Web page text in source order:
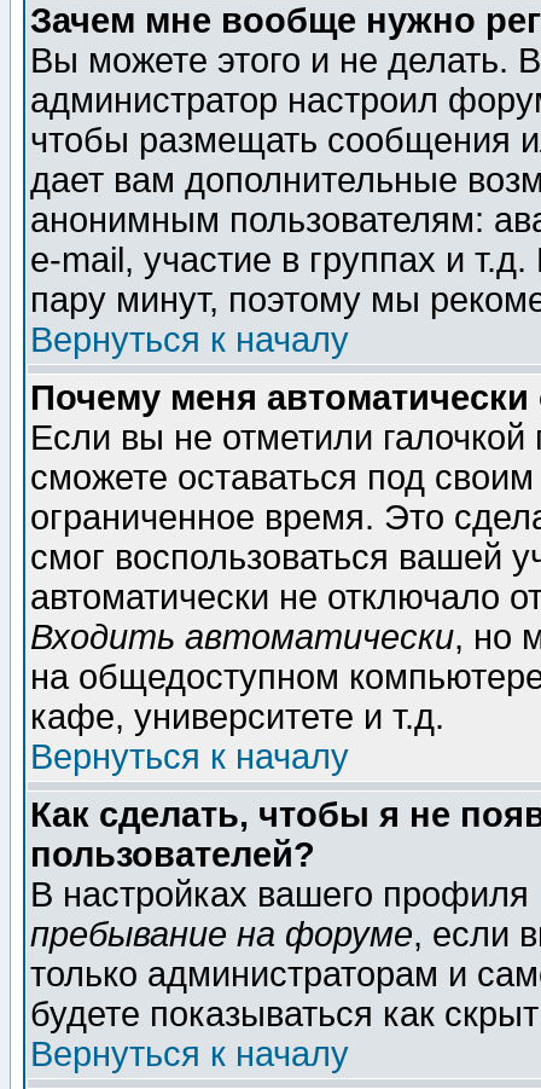
Зачем мне вообще нужно
Вы можете этого и не делать.
администратор настроил
чтобы размещать сообщения
дает вам дополнительные
анонимным пользователям:
e-mail, участие в группах и
пару минут, поэтому мы
Вернуться к началу
Почему меня автоматически
Если вы не отметили галочкой
сможете оставаться под
ограниченное время. Это
смог воспользоваться вашей
автоматически не отключало
Входить автоматически, но
на общедоступном
кафе, университете и т.д.
Вернуться к началу
Как сделать, чтобы я не
пользователей?
В настройках вашего
пребывание на форуме, если
только администраторам и
будете показываться как
Вернуться к началу